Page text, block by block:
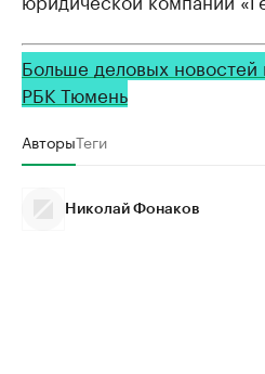
Больше деловых новостей
РБК Тюмень
АвторыТеги
Николай Фонаков